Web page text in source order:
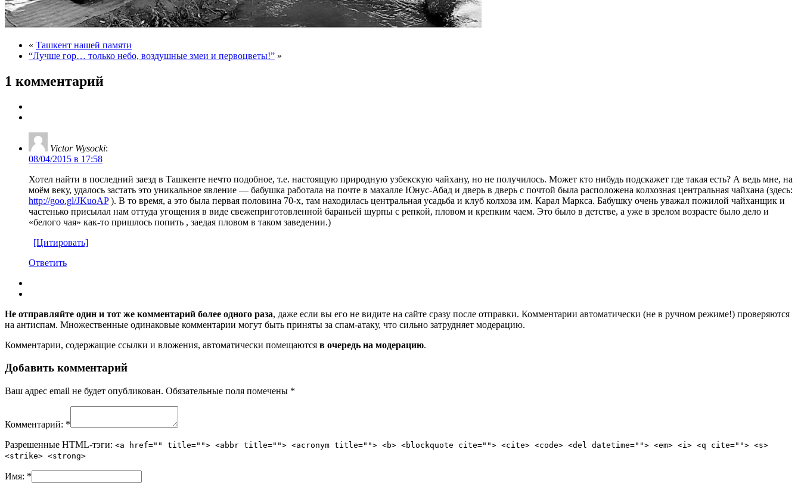
« Ташкент нашей памяти
“Лучше гор… только небо, воздушные змеи и первоцветы!” »
1 комментарий
Victor Wysocki:
08/04/2015 в 17:58
Хотел найти в последний заезд в Ташкенте нечто подобное, т.е. настоящую природную узбекскую чайхану, но не получилось. Может кто нибудь подскажет где такая есть? А ведь мне, на
моём веку, удалось застать это уникальное явление — бабушка работала на почте в махалле Юнус-Абад и дверь в дверь с почтой была расположена колхозная центральная чайхана (здесь:
http://goo.gl/JKuoAP). В то время, а это была первая половина 70-х, там находилась центральная усадьба и клуб колхоза им. Карал Маркса. Бабушку очень уважал пожилой чайханщик и
частенько присылал нам оттуда угощения в виде свежеприготовленной бараньей шурпы с репкой, пловом и крепким чаем. Это было в детстве, а уже в зрелом возрасте было дело и
«белого чая» как-то пришлось попить , заедая пловом в таком заведении.)
[Цитировать]
Ответить
Не отправляйте один и тот же комментарий более одного раза, даже если вы его не видите на сайте сразу после отправки. Комментарии автоматически (не в ручном режиме!) проверяются
на антиспам. Множественные одинаковые комментарии могут быть приняты за спам-атаку, что сильно затрудняет модерацию.
Комментарии, содержащие ссылки и вложения, автоматически помещаются в очередь на модерацию.
Добавить комментарий
Ваш адрес email не будет опубликован. Обязательные поля помечены *
Комментарий: *
Разрешенные HTML-тэги: <a href="" title=""> <abbr title=""> <acronym title=""> <b> <blockquote cite=""> <cite> <code> <del datetime=""> <em> <i> <q cite=""> <s>
<strike> <strong>
Имя: *